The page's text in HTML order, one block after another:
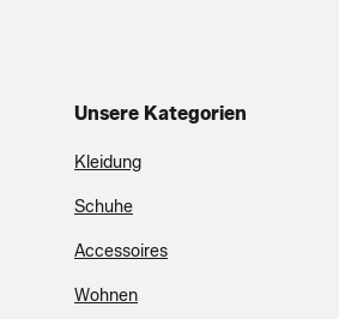
Unsere Kategorien
Kleidung
Schuhe
Accessoires
Wohnen